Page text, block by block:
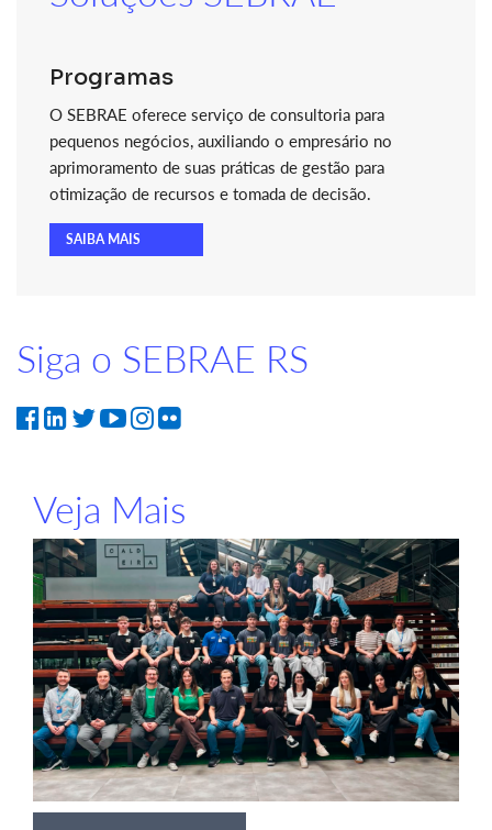
Programas
O SEBRAE oferece serviço de consultoria para
pequenos negócios, auxiliando o empresário no
aprimoramento de suas práticas de gestão para
otimização de recursos e tomada de decisão.
SAIBA MAIS
Siga o SEBRAE RS
Veja Mais